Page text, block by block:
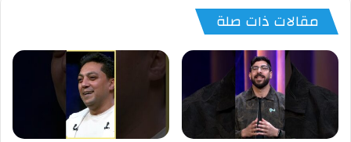
مقالات ذات صلة